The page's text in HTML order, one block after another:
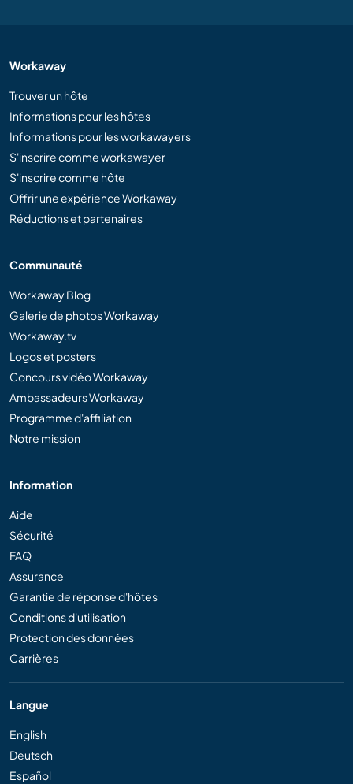
Workaway
Trouver un hôte
Informations pour les hôtes
Informations pour les workawayers
S'inscrire comme workawayer
S'inscrire comme hôte
Offrir une expérience Workaway
Réductions et partenaires
Communauté
Workaway Blog
Galerie de photos Workaway
Workaway.tv
Logos et posters
Concours vidéo Workaway
Ambassadeurs Workaway
Programme d'affiliation
Notre mission
Information
Aide
Sécurité
FAQ
Assurance
Garantie de réponse d'hôtes
Conditions d'utilisation
Protection des données
Carrières
Langue
English
Deutsch
Español